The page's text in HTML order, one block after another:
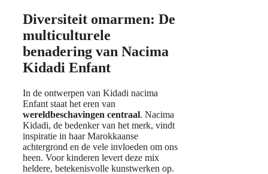
Diversiteit omarmen: De
multiculturele
benadering van Nacima
Kidadi Enfant
In de ontwerpen van Kidadi nacima
Enfant staat het eren van
wereldbeschavingen centraal. Nacima
Kidadi, de bedenker van het merk, vindt
inspiratie in haar Marokkaanse
achtergrond en de vele invloeden om ons
heen. Voor kinderen levert deze mix
heldere, betekenisvolle kunstwerken op.